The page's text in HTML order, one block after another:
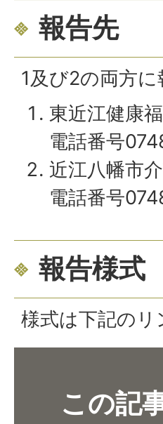
報告先
1及び2の両方に
東近江健康
電話番号
近江八幡市
電話番号
報告様式
様式は下記の
この記